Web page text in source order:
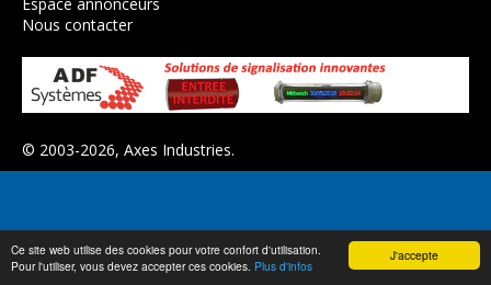
J'accepte
Ce site web utilise des cookies pour votre confort d'utilisation.
Pour l'utiliser, vous devez accepter ces cookies. Plus d'infos
Nous contacter
© 2003-2026, Axes Industries.